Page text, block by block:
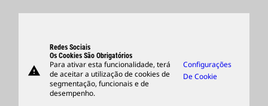
Suporte
Merchandise
Encontrar Um Revendedor
warning
Redes Sociais
Os Cookies São Obrigatórios
Para ativar esta funcionalidade, terá
de aceitar a utilização de cookies de
segmentação, funcionais e de
desempenho.
Configurações
De Cookie